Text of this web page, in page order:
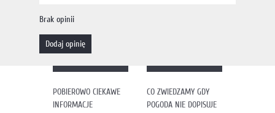
Brak opinii
dodaj opinię
POBIEROWO CIEKAWE
INFORMACJE
CO ZWIEDZAMY GDY
POGODA NIE DOPISUJE